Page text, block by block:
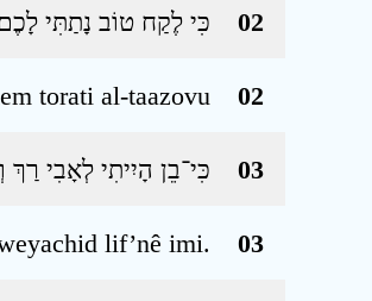
כִּי לֶקַח טוֹב נָתַתִּי 02
torati al-taazovu 02
כִּי־בֵן הָיִיתִי לְאָבִי רַךְ 03
lif’nê imi. 03